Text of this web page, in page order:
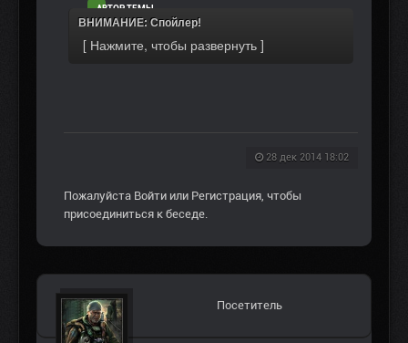
АВТОР ТЕМЫ
ВНИМАНИЕ: Спойлер!
28 дек 2014 18:02
Пожалуйста Войти или Регистрация , чтобы
присоединиться к беседе.
Посетитель